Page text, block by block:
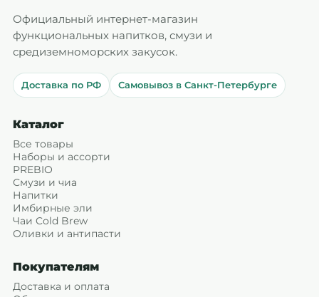
Официальный интернет-магазин
функциональных напитков, смузи и
средиземноморских закусок.
Доставка по РФ Самовывоз в Санкт-Петербурге
Каталог
Все товары
Наборы и ассорти
PREBIO
Смузи и чиа
Напитки
Имбирные эли
Чаи Cold Brew
Оливки и антипасти
Покупателям
Доставка и оплата